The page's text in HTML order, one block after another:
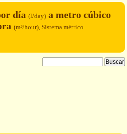
día (l/day) a metro cúbico
(m³/hour), Sistema métrico